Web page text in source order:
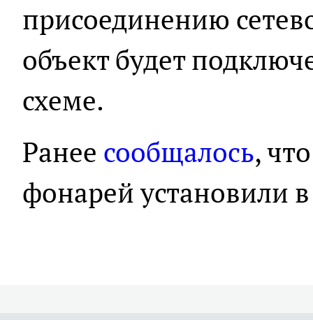
присоединению
объект будет
схеме.
Ранее сообщалось,
фонарей установили